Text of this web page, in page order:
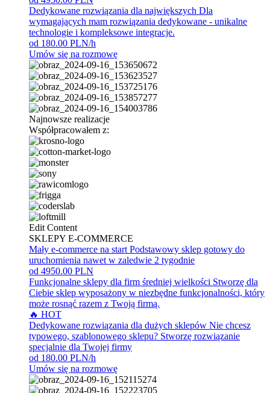
Dedykowane rozwiązania dla największych Dla
wymagających mam rozwiązania dedykowane - unikalne
technologie i kompleksowe integracje.
od 180.00 PLN/h
Umów się na rozmowę
Najnowsze realizacje
Współpracowałem z:
Edit Content
SKLEPY E-COMMERCE
Mały e-commerce na start Podstawowy sklep gotowy do
uruchomienia nawet w zaledwie 2 tygodnie
od 4950.00 PLN
Funkcjonalne sklepy dla firm średniej wielkości Stworzę dla
Ciebie sklep wyposażony w niezbędne funkcjonalności, który
może rosnąć razem z Twoją firmą.
🔥 HOT
Dedykowane rozwiązania dla dużych sklepów Nie chcesz
typowego, szablonowego sklepu? Stworzę rozwiązanie
specjalnie dla Twojej firmy
od 180.00 PLN/h
Umów się na rozmowę